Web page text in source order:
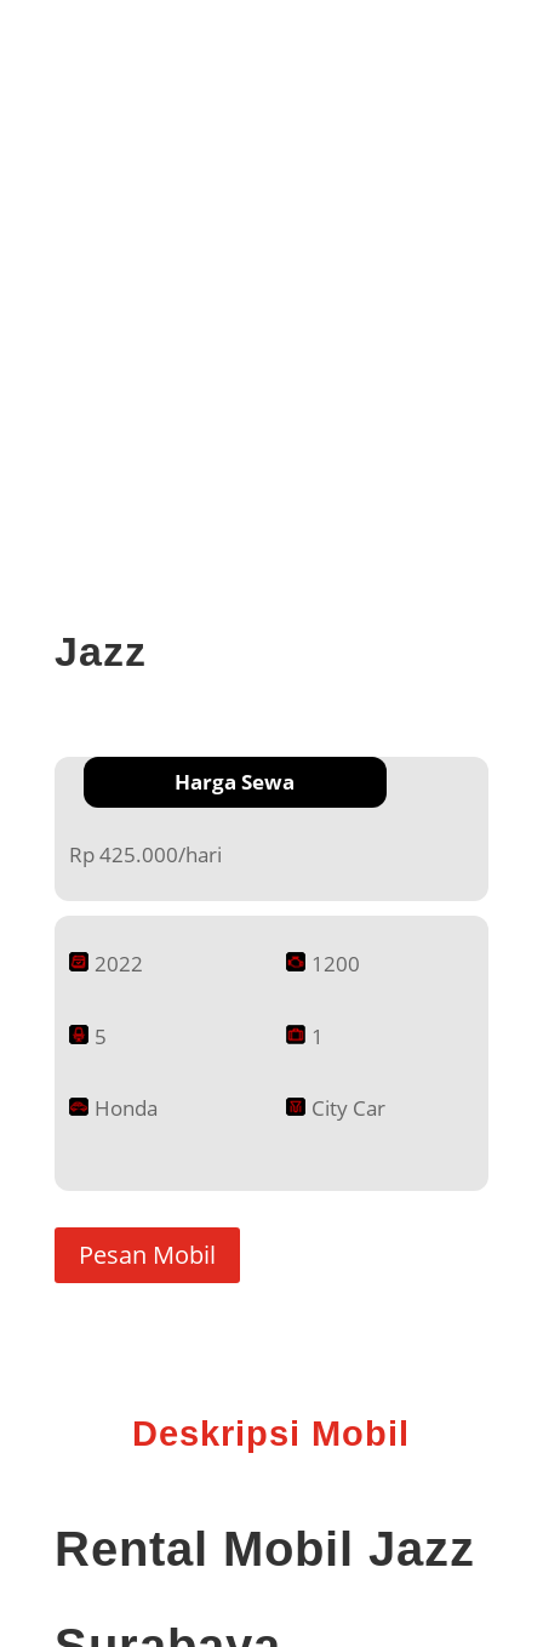
Jazz
Harga Sewa
Rp 425.000/hari
2022 1200
5 1
Honda City Car
Pesan Mobil
Deskripsi Mobil
Rental Mobil Jazz